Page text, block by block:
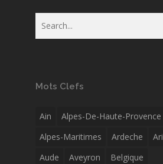
Mots Clefs
Ain
Alpes-De-Haute-Provence
Alpes-Maritimes
Ardeche
Aude
Aveyron
Belgique